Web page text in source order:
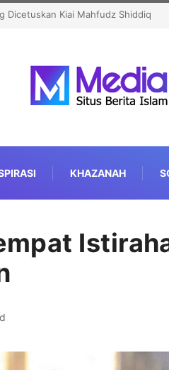
Tradisi Pesantren untuk
KHAZANAH